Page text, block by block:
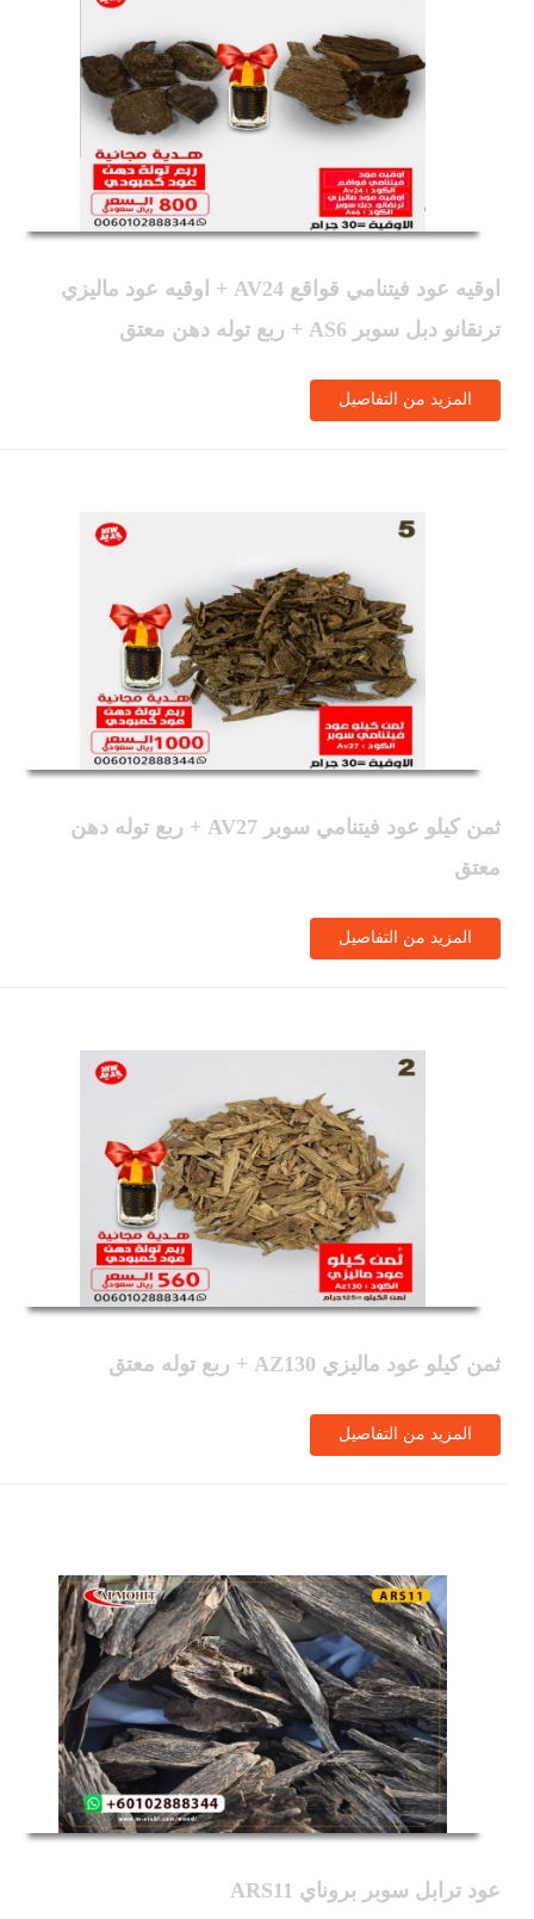
اوقيه عود فيتنامي قواقع AV24 + اوقيه عود ماليزي
ترنقانو دبل سوبر AS6 + ربع توله دهن معتق
المزيد من التفاصيل
ثمن كيلو عود فيتنامي سوبر AV27 + ربع توله دهن
معتق
المزيد من التفاصيل
ثمن كيلو عود ماليزي AZ130 + ربع توله معتق
المزيد من التفاصيل
عود ترابل سوبر بروناي ARS11